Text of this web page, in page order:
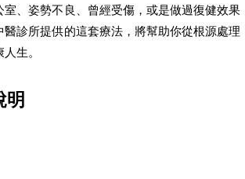
室、姿勢不良、曾經受傷，或是做過復健效果
醫診所提供的這套療法，將幫助你從根源處理
生。
明